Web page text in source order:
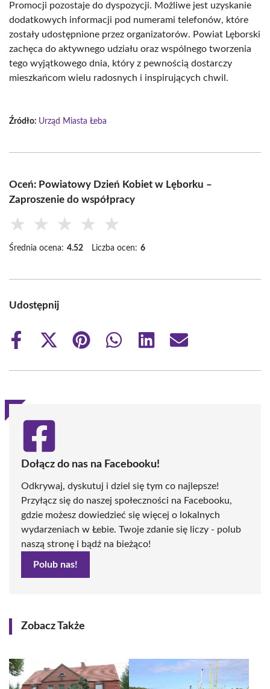
Promocji pozostaje do dyspozycji. Możliwe jest uzyskanie
dodatkowych informacji pod numerami telefonów, które
zostały udostępnione przez organizatorów. Powiat Lęborski
zachęca do aktywnego udziału oraz wspólnego tworzenia
tego wyjątkowego dnia, który z pewnością dostarczy
mieszkańcom wielu radosnych i inspirujących chwil.
Źródło: Urząd Miasta Łeba
Oceń: Powiatowy Dzień Kobiet w Lęborku –
Zaproszenie do współpracy
★ ★ ★ ★ ★
Średnia ocena: 4.52 Liczba ocen: 6
Udostępnij
Share
Share
(Twitter)
Share
Share
Share
Share
Dołącz do nas na Facebooku!
Odkrywaj, dyskutuj i dziel się tym co najlepsze!
Przyłącz się do naszej społeczności na Facebooku,
gdzie możesz dowiedzieć się więcej o lokalnych
wydarzeniach w Łebie. Twoje zdanie się liczy - polub
naszą stronę i bądź na bieżąco!
Polub nas!
Zobacz Także